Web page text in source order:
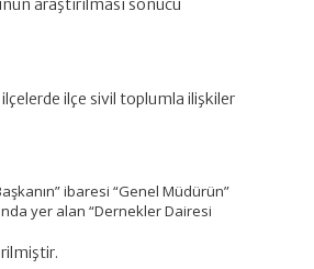
araştırılması sonucu
ilçe sivil toplumla ilişkiler
ibaresi “Genel Müdürün”
yer alan “Dernekler Dairesi